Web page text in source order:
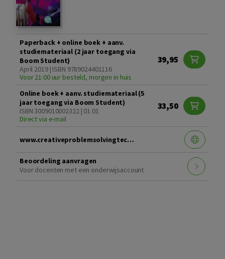
Paperback + online boek + aanv.
studiemateriaal (2 jaar toegang via
Boom Student)
April 2019 | ISBN 9789024401116
Voor 21:00 uur besteld, morgen in huis
39,95
Online boek + aanv. studiemateriaal (5
jaar toegang via Boom Student)
ISBN 3009010002322 | 01.01
Direct via e-mail
33,50
www.creativeproblemsolvingtechniques.nl
Beoordeling aanvragen
Voor docenten met een onderwijsaccount